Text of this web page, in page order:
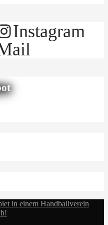
Instagram
in einem Handballverein